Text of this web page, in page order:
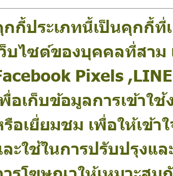
กี้ประเภทนี้เป็นคุกกี้ที่
ว็บไซต์ของบุคคลที่สาม
Pixels
อเก็บข้อมูลการเข้าใ
อเยี่ยมชม เพื่อให้เข้า
ะใช้ในการปรับปรุงแ
ารโฆษณาให้เหมาะสม